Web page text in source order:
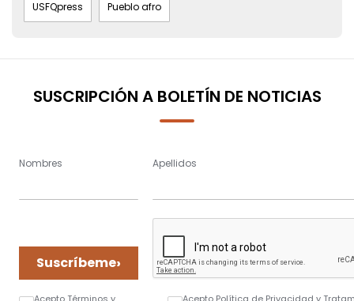
USFQpress Pueblo afro
SUSCRIPCIÓN A BOLETÍN DE NOTICIAS
Nombres Apellidos
Suscríbeme›
Acepto Términos y
Acepto Política de Privacidad y